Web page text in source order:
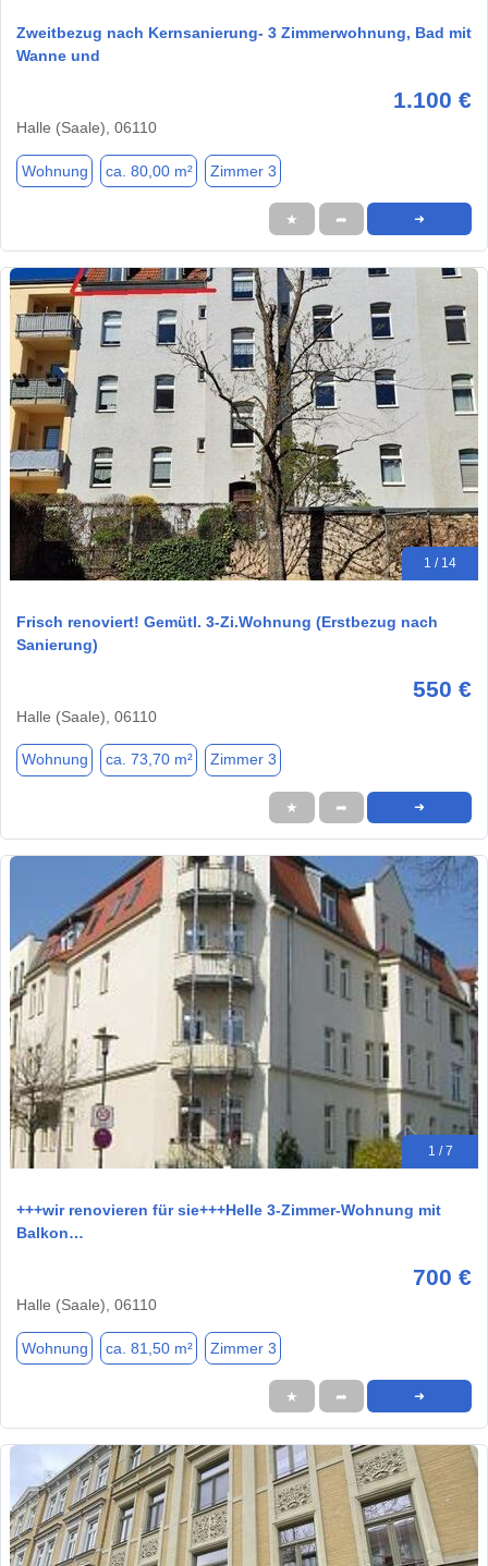
Zweitbezug nach Kernsanierung- 3 Zimmerwohnung, Bad mit
Wanne und
1.100 €
Halle (Saale), 06110
Wohnung ca. 80,00 m² Zimmer 3
★ ➦ ➜
1 / 14
Frisch renoviert! Gemütl. 3-Zi.Wohnung (Erstbezug nach
Sanierung)
550 €
Halle (Saale), 06110
Wohnung ca. 73,70 m² Zimmer 3
★ ➦ ➜
1 / 7
+++wir renovieren für sie+++Helle 3-Zimmer-Wohnung mit
Balkon…
700 €
Halle (Saale), 06110
Wohnung ca. 81,50 m² Zimmer 3
★ ➦ ➜